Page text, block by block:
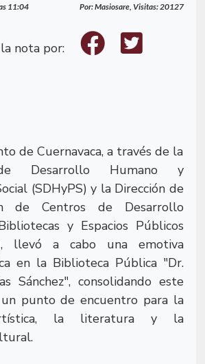
11:04 Por: Masiosare, Visitas: 20127
nota por:
de Cuernavaca, a través de la
Desarrollo Humano y
(SDHyPS) y la Dirección de
de Centros de Desarrollo
y Espacios Públicos
llevó a cabo una emotiva
en la Biblioteca Pública "Dr.
Sánchez", consolidando este
un punto de encuentro para la
la literatura y la